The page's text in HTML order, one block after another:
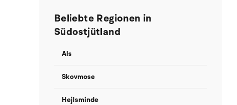
Beliebte Regionen in
Südostjütland
Als
Skovmose
Hejlsminde